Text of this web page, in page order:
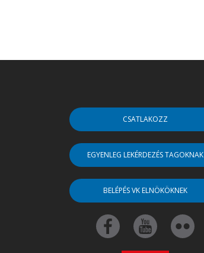
CSATLAKOZZ
EGYENLEG LEKÉRDEZÉS TAGOKNAK
BELÉPÉS VK ELNÖKÖKNEK